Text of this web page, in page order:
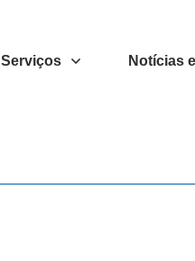
Serviços Notícias